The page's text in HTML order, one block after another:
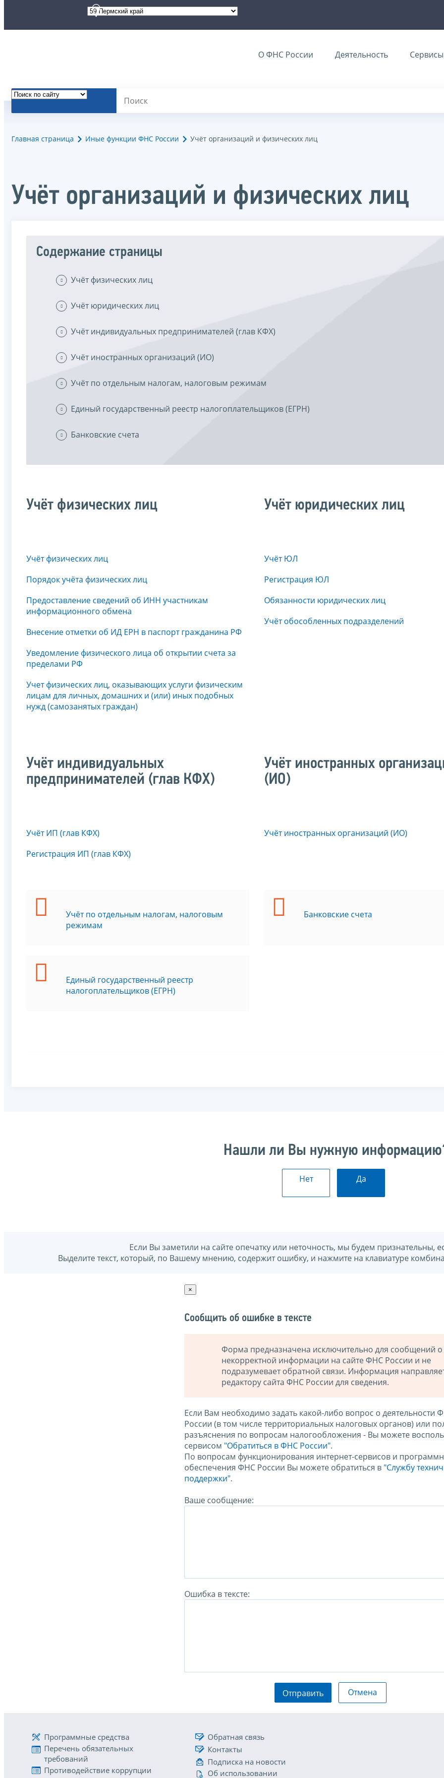
О ФНС России Деятельность Сервисы
Главная страница Иные функции ФНС России Учёт организаций и физических лиц
Учёт организаций и физических лиц
Содержание страницы
Учёт физических лиц
Учёт юридических лиц
Учёт индивидуальных предпринимателей (глав КФХ)
Учёт иностранных организаций (ИО)
Учёт по отдельным налогам, налоговым режимам
Единый государственный реестр налогоплательщиков (ЕГРН)
Банковские счета
Учёт физических лиц
Учёт физических лиц
Порядок учёта физических лиц
Предоставление сведений об ИНН участникам
информационного обмена
Внесение отметки об ИД ЕРН в паспорт гражданина РФ
Уведомление физического лица об открытии счета за
пределами РФ
Учет физических лиц, оказывающих услуги физическим
лицам для личных, домашних и (или) иных подобных
нужд (самозанятых граждан)
Учёт юридических лиц
Учёт ЮЛ
Регистрация ЮЛ
Обязанности юридических лиц
Учёт обособленных подразделений
Учёт индивидуальных
предпринимателей (глав КФХ)
Учёт ИП (глав КФХ)
Регистрация ИП (глав КФХ)
Учёт иностранных
(ИО)
Учёт иностранных организаций (ИО)
Учёт по отдельным налогам, налоговым
режимам
Единый государственный реестр
налогоплательщиков (ЕГРН)
Банковские счета
Нашли ли Вы нужную
Нет Да
Если Вы заметили на сайте опечатку или неточность, мы будем признательны,
Выделите текст, который, по Вашему мнению, содержит ошибку, и нажмите на клавиатуре
×
Сообщить об ошибке в тексте
Форма предназначена исключительно для сообщений о
некорректной информации на сайте ФНС России и не
подразумевает обратной связи. Информация
редактору сайта ФНС России для сведения.
Если Вам необходимо задать какой-либо вопрос о деятельности
России (в том числе территориальных налоговых органов) или
разъяснения по вопросам налогообложения - Вы можете
сервисом "Обратиться в ФНС России".
По вопросам функционирования интернет-сервисов и
обеспечения ФНС России Вы можете обратиться в "Службу
поддержки".
Ваше сообщение:
Ошибка в тексте:
Отправить Отмена
Программные средства
Перечень обязательных
требований
Противодействие коррупции
Обратная связь
Контакты
Подписка на новости
Об использовании